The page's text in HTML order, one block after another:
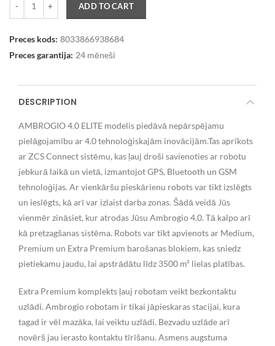
ADD TO CART
Preces kods: 8033866938684
Preces garantija: 24 mēneši
DESCRIPTION
AMBROGIO 4.0 ELITE modelis piedāvā nepārspējamu
pielāgojamību ar 4.0 tehnoloģiskajām inovācijām.Tas aprīkots
ar ZCS Connect sistēmu, kas ļauj droši savienoties ar robotu
jebkurā laikā un vietā, izmantojot GPS, Bluetooth un GSM
tehnoloģijas. Ar vienkāršu pieskārienu robots var tikt izslēgts
un ieslēgts, kā arī var izlaist darba zonas. Šādā veidā Jūs
vienmēr zināsiet, kur atrodas Jūsu Ambrogio 4.0. Tā kalpo arī
kā pretzagšanas sistēma. Robots var tikt apvienots ar Medium,
Premium un Extra Premium barošanas blokiem, kas sniedz
pietiekamu jaudu, lai apstrādātu līdz 3500 m² lielas platības.
Extra Premium komplekts ļauj robotam veikt bezkontaktu
uzlādi. Ambrogio robotam ir tikai jāpieskaras stacijai, kura
tagad ir vēl mazāka, lai veiktu uzlādi. Bezvadu uzlāde arī
novērš jau ierasto kontaktu tīrīšanu. Asmens augstuma